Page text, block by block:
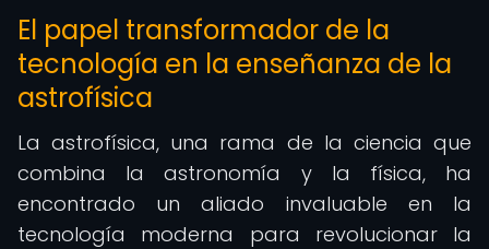
El papel transformador de la
tecnología en la enseñanza de la
astrofísica
La astrofísica, una rama de la ciencia que
combina la astronomía y la física, ha
encontrado un aliado invaluable en la
tecnología moderna para revolucionar la